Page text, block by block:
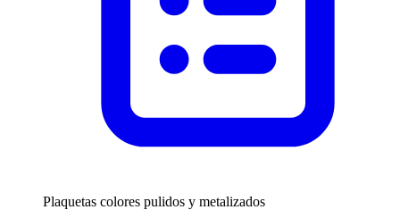
Plaquetas colores pulidos y metalizados